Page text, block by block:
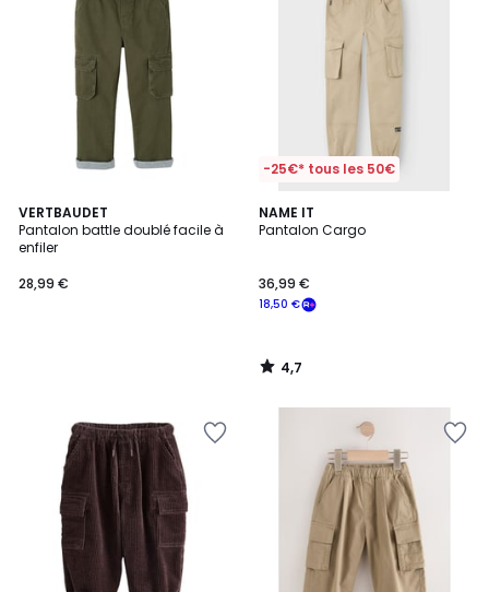
VERTBAUDET
Pantalon battle doublé facile à
enfiler
28,99 €
-25€* tous les 50€
NAME IT
Pantalon Cargo
18,50 €
36,99 €
4,7
/ 5
4,7
/